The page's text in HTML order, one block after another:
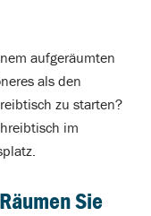
aufgeräumten
als den
zu starten?
im
Sie